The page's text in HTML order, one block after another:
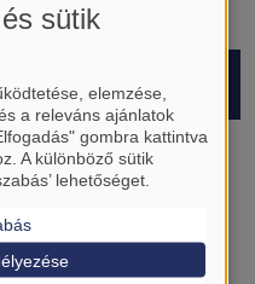
sütik
elemzése,
a releváns ajánlatok
gombra kattintva
A különböző sütik
lehetőséget.